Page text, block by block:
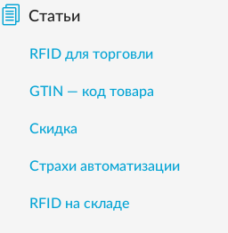
Статьи
RFID для торговли
GTIN — код товара
Скидка
Страхи автоматизации
RFID на складе